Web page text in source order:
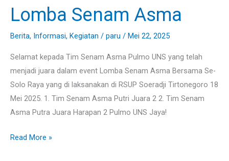
Lomba Senam Asma
Berita, Informasi, Kegiatan / paru / Mei 22, 2025
Selamat kepada Tim Senam Asma Pulmo UNS yang telah
menjadi juara dalam event Lomba Senam Asma Bersama Se-
Solo Raya yang di laksanakan di RSUP Soeradji Tirtonegoro 18
Mei 2025. 1. Tim Senam Asma Putri Juara 2 2. Tim Senam
Asma Putra Juara Harapan 2 Pulmo UNS Jaya!
Lomba
Senam
Asma
Read More »